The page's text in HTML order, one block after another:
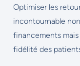
Optimiser les
incontournable
financements
fidélité des